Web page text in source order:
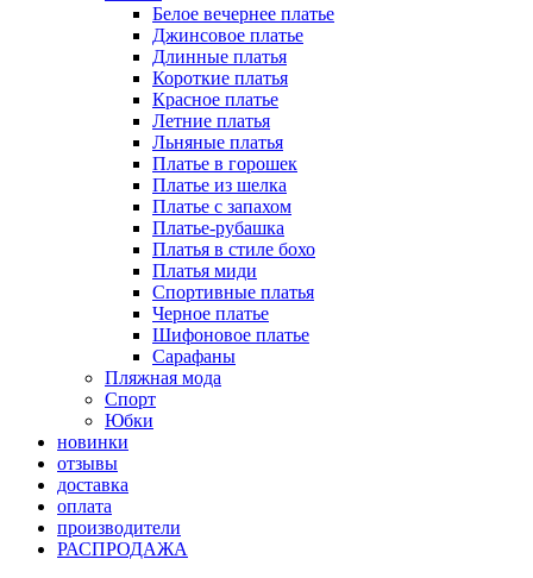
Белое вечернее платье
Джинсовое платье
Длинные платья
Короткие платья
Красное платье
Летние платья
Льняные платья
Платье в горошек
Платье из шелка
Платье с запахом
Платье-рубашка
Платья в стиле бохо
Платья миди
Спортивные платья
Черное платье
Шифоновое платье
Сарафаны
Пляжная мода
Спорт
Юбки
новинки
отзывы
доставка
оплата
производители
РАСПРОДАЖА